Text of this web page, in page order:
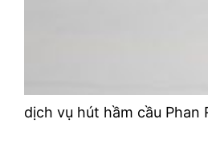
dịch vụ hút hầm cầu Phan